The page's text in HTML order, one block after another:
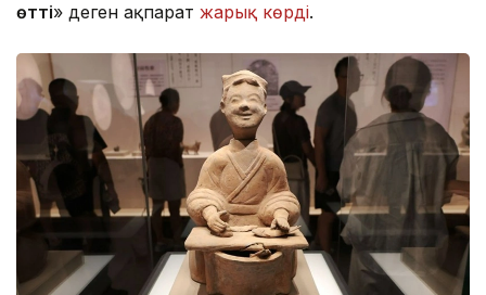
өтті» деген ақпарат жарық көрді.